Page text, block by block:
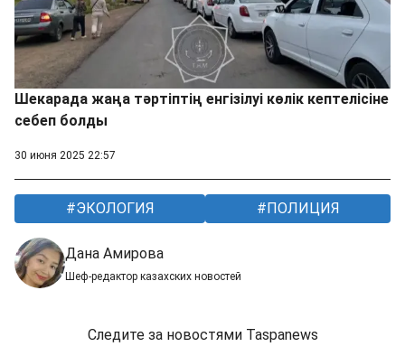
Шекарада жаңа тәртіптің енгізілуі көлік кептелісіне
себеп болды
30 июня 2025 22:57
ЭКОЛОГИЯ ПОЛИЦИЯ
Дана Амирова
Шеф-редактор казахских новостей
Следите за новостями Taspanews